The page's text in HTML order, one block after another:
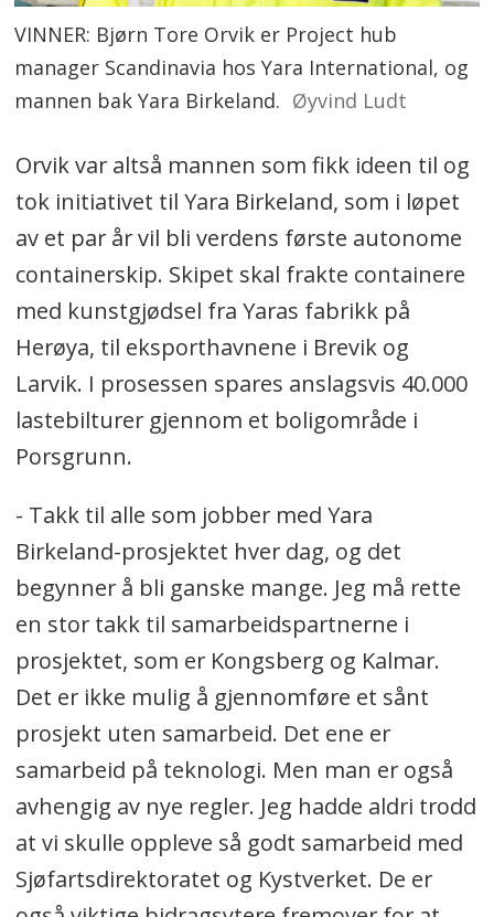
VINNER: Bjørn Tore Orvik er Project hub
manager Scandinavia hos Yara International, og
mannen bak Yara Birkeland. Øyvind Ludt
Orvik var altså mannen som fikk ideen til og
tok initiativet til Yara Birkeland, som i løpet
av et par år vil bli verdens første autonome
containerskip. Skipet skal frakte containere
med kunstgjødsel fra Yaras fabrikk på
Herøya, til eksporthavnene i Brevik og
Larvik. I prosessen spares anslagsvis 40.000
lastebilturer gjennom et boligområde i
Porsgrunn.
- Takk til alle som jobber med Yara
Birkeland-prosjektet hver dag, og det
begynner å bli ganske mange. Jeg må rette
en stor takk til samarbeidspartnerne i
prosjektet, som er Kongsberg og Kalmar.
Det er ikke mulig å gjennomføre et sånt
prosjekt uten samarbeid. Det ene er
samarbeid på teknologi. Men man er også
avhengig av nye regler. Jeg hadde aldri trodd
at vi skulle oppleve så godt samarbeid med
Sjøfartsdirektoratet og Kystverket. De er